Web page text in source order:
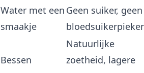
Water met een
smaakje
Geen suiker, geen
Bessen
Natuurlijke
zoetheid, lagere